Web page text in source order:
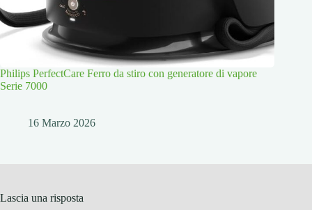
Philips PerfectCare Ferro da stiro con generatore di vapore
Serie 7000
16 Marzo 2026
Lascia una risposta